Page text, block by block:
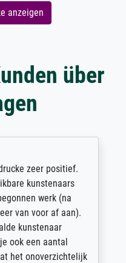
anzeigen
über
zeer positief.
kunstenaars
werk (na
van voor af aan).
kunstenaar
een aantal
onoverzichtelijk